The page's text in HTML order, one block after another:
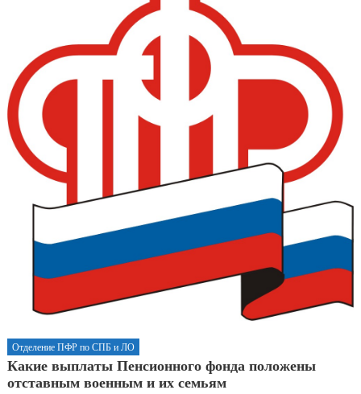
Отделение ПФР по СПБ и ЛО
Какие выплаты Пенсионного фонда положены
отставным военным и их семьям